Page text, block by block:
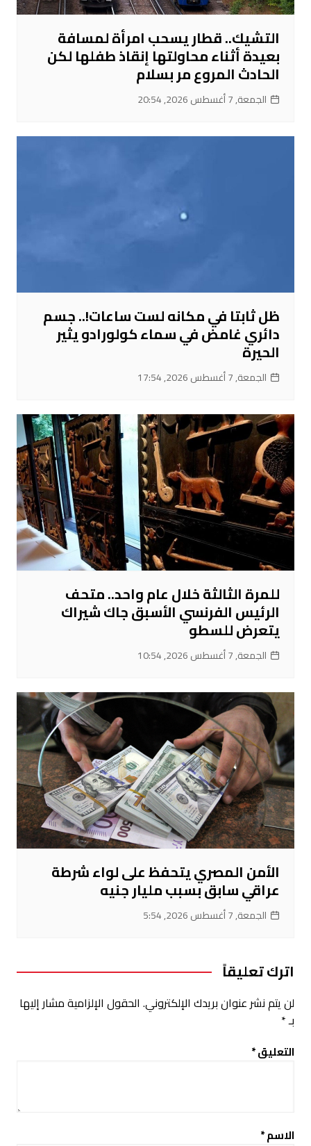
التشيك.. قطار يسحب امرأة لمسافة
بعيدة أثناء محاولتها إنقاذ طفلها لكن
الحادث المروع مر بسلام
الجمعة, 7 أغسطس 2026, 20:54
ظل ثابتا في مكانه لست ساعات!.. جسم
دائري غامض في سماء كولورادو يثير
الحيرة
الجمعة, 7 أغسطس 2026, 17:54
للمرة الثالثة خلال عام واحد.. متحف
الرئيس الفرنسي الأسبق جاك شيراك
يتعرض للسطو
الجمعة, 7 أغسطس 2026, 10:54
الأمن المصري يتحفظ على لواء شرطة
عراقي سابق بسبب مليار جنيه
الجمعة, 7 أغسطس 2026, 5:54
اترك تعليقاً
لن يتم نشر عنوان بريدك الإلكتروني. الحقول الإلزامية مشار إليها
بـ*
التعليق*
الاسم*